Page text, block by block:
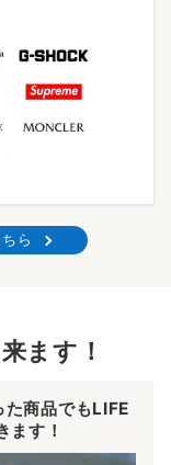
ら
ます！
商品でもLIFE
ます！